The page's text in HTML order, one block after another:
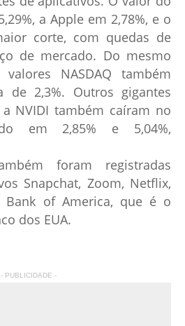
a Apple em 2,78%, e o
corte, com quedas de
de mercado. Do mesmo
NASDAQ também
de 2,3%. Outros gigantes
NVIDI também caíram no
em 2,85% e 5,04%,
foram registradas
Snapchat, Zoom, Netflix,
Bank of America, que é o
dos EUA.
- PUBLICIDADE -